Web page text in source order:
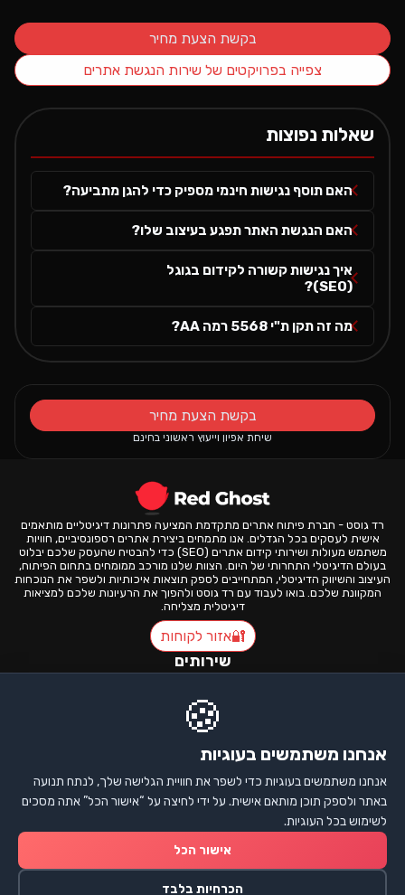
בקשת הצעת מחיר
צפייה בפרויקטים של שירות הנגשת אתרים
שאלות נפוצות
האם תוסף נגישות חינמי מספיק כדי להגן מתביעה?
האם הנגשת האתר תפגע בעיצוב שלו?
איך נגישות קשורה לקידום בגוגל
(SEO)?
מה זה תקן ת"י 5568 רמה AA?
בקשת הצעת מחיר
שיחת אפיון וייעוץ ראשוני בחינם
רד גוסט - חברת פיתוח אתרים מתקדמת המציעה פתרונות דיגיטליים מותאמים
אישית לעסקים בכל הגדלים. אנו מתמחים ביצירת אתרים רספונסיביים, חוויות
משתמש מעולות ושירותי קידום אתרים (SEO) כדי להבטיח שהעסק שלכם יבלוט
בעולם הדיגיטלי התחרותי של היום. הצוות שלנו מורכב ממומחים בתחום הפיתוח,
העיצוב והשיווק הדיגיטלי, המתחייבים לספק תוצאות איכותיות ולשפר את הנוכחות
המקוונת שלכם. בואו לעבוד עם רד גוסט ולהפוך את הרעיונות שלכם למציאות
דיגיטלית מצליחה.
🔐אזור לקוחות
שירותים
חנויות אונליין
אתרי תדמית
קידום אתרים
ניווט
דף הבית
אודות
פרויקטים
מידע
מדיניות פרטיות
🍪
אנחנו משתמשים בעוגיות
אנחנו משתמשים בעוגיות כדי לשפר את חוויית הגלישה שלך, לנתח תנועה
באתר ולספק תוכן מותאם אישית. על ידי לחיצה על “אישור הכל” אתה מסכים
לשימוש בכל העוגיות.
אישור הכל
הכרחיות בלבד